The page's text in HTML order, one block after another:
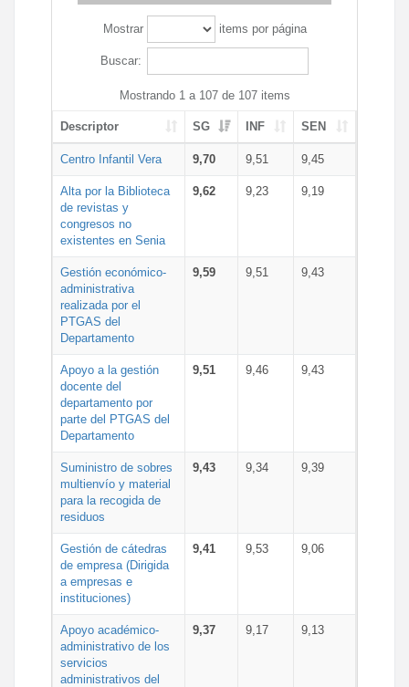
Mostrar items por página
Buscar:
Mostrando 1 a 107 de 107 items
Descriptor SG INF SEN
Centro Infantil Vera 9,70 9,51 9,45
Alta por la Biblioteca
de revistas y
congresos no
existentes en Senia
9,62 9,23 9,19
Gestión económico-
administrativa
realizada por el
PTGAS del
Departamento
9,59 9,51 9,43
Apoyo a la gestión
docente del
departamento por
parte del PTGAS del
Departamento
9,51 9,46 9,43
Suministro de sobres
multienvío y material
para la recogida de
residuos
9,43 9,34 9,39
Gestión de cátedras
de empresa (Dirigida
a empresas e
instituciones)
9,41 9,53 9,06
Apoyo académico-
administrativo de los
servicios
administrativos del
9,37 9,17 9,13